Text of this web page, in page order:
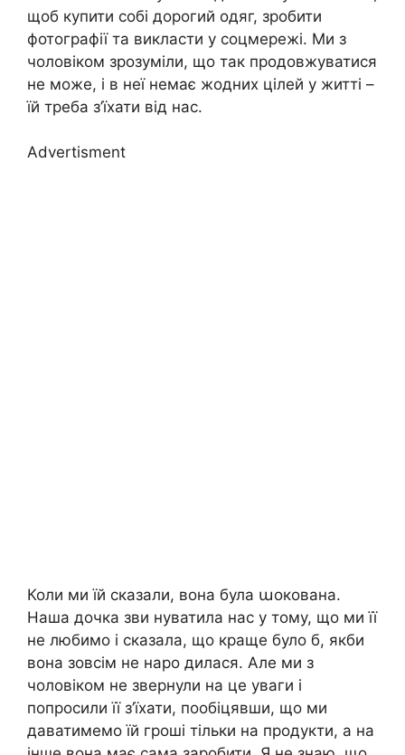
щоб купити собі дорогий одяг, зробити
фотографії та викласти у соцмережі. Ми з
чоловіком зрозуміли, що так продовжуватися
не може, і в неї немає жодних цілей у житті –
їй треба з’їхати від нас.
Advertisment
Коли ми їй сказали, вона була աокована.
Наша дочка зви нуватила нас у тому, що ми її
не любимо і сказала, що краще було б, якби
вона зовсім не наро дилася. Але ми з
чоловіком не звернули на це уваги і
попросили її з’їхати, пообіцявши, що ми
даватимемо їй гроші тільки на продукти, а на